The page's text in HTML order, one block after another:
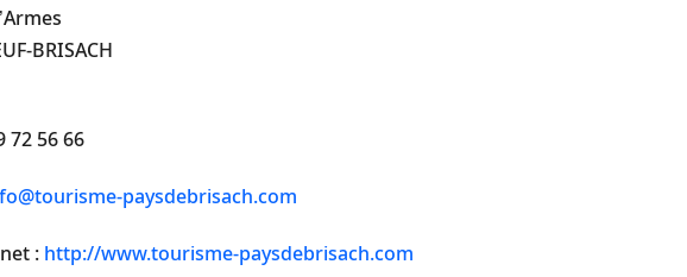
BRISACH
72 56 66
paysdebrisach.com
: http://www.tourisme-paysdebrisach.com